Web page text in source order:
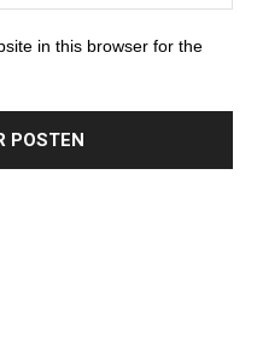
in this browser for the